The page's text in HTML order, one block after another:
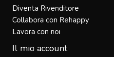
Diventa Rivenditore
Collabora con Rehappy
Lavora con noi
Il mio account